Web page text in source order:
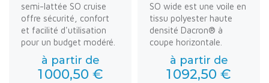
semi-lattée SO cruise
offre sécurité, confort
et facilité d'utilisation
pour un budget modéré.
à partir de
1 000,50 €
SO wide est une voile en
tissu polyester haute
densité Dacron® à
coupe horizontale.
à partir de
1 092,50 €